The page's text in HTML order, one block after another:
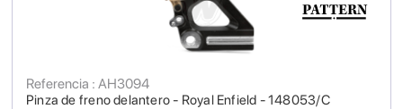
Pinza de freno delantero - Royal Enfield - 148053/C
Referencia : AH3094